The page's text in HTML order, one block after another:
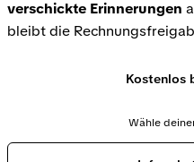
verschickte Erinnerungen
bleibt die
Kostenlos
Wähle